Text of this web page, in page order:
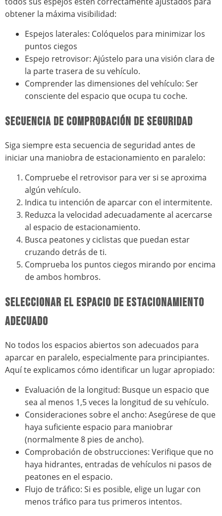
obtener la máxima visibilidad:
Espejos laterales: Colóquelos para minimizar los
puntos ciegos
Espejo retrovisor: Ajústelo para una visión clara de
la parte trasera de su vehículo.
Comprender las dimensiones del vehículo: Ser
consciente del espacio que ocupa tu coche.
SECUENCIA DE COMPROBACIÓN DE SEGURIDAD
Siga siempre esta secuencia de seguridad antes de
iniciar una maniobra de estacionamiento en paralelo:
Compruebe el retrovisor para ver si se aproxima
algún vehículo.
Indica tu intención de aparcar con el intermitente.
Reduzca la velocidad adecuadamente al acercarse
al espacio de estacionamiento.
Busca peatones y ciclistas que puedan estar
cruzando detrás de ti.
Comprueba los puntos ciegos mirando por encima
de ambos hombros.
SELECCIONAR EL ESPACIO DE ESTACIONAMIENTO
ADECUADO
No todos los espacios abiertos son adecuados para
aparcar en paralelo, especialmente para principiantes.
Aquí te explicamos cómo identificar un lugar apropiado:
Evaluación de la longitud: Busque un espacio que
sea al menos 1,5 veces la longitud de su vehículo.
Consideraciones sobre el ancho: Asegúrese de que
haya suficiente espacio para maniobrar
(normalmente 8 pies de ancho).
Comprobación de obstrucciones: Verifique que no
haya hidrantes, entradas de vehículos ni pasos de
peatones en el espacio.
Flujo de tráfico: Si es posible, elige un lugar con
menos tráfico para tus primeros intentos.